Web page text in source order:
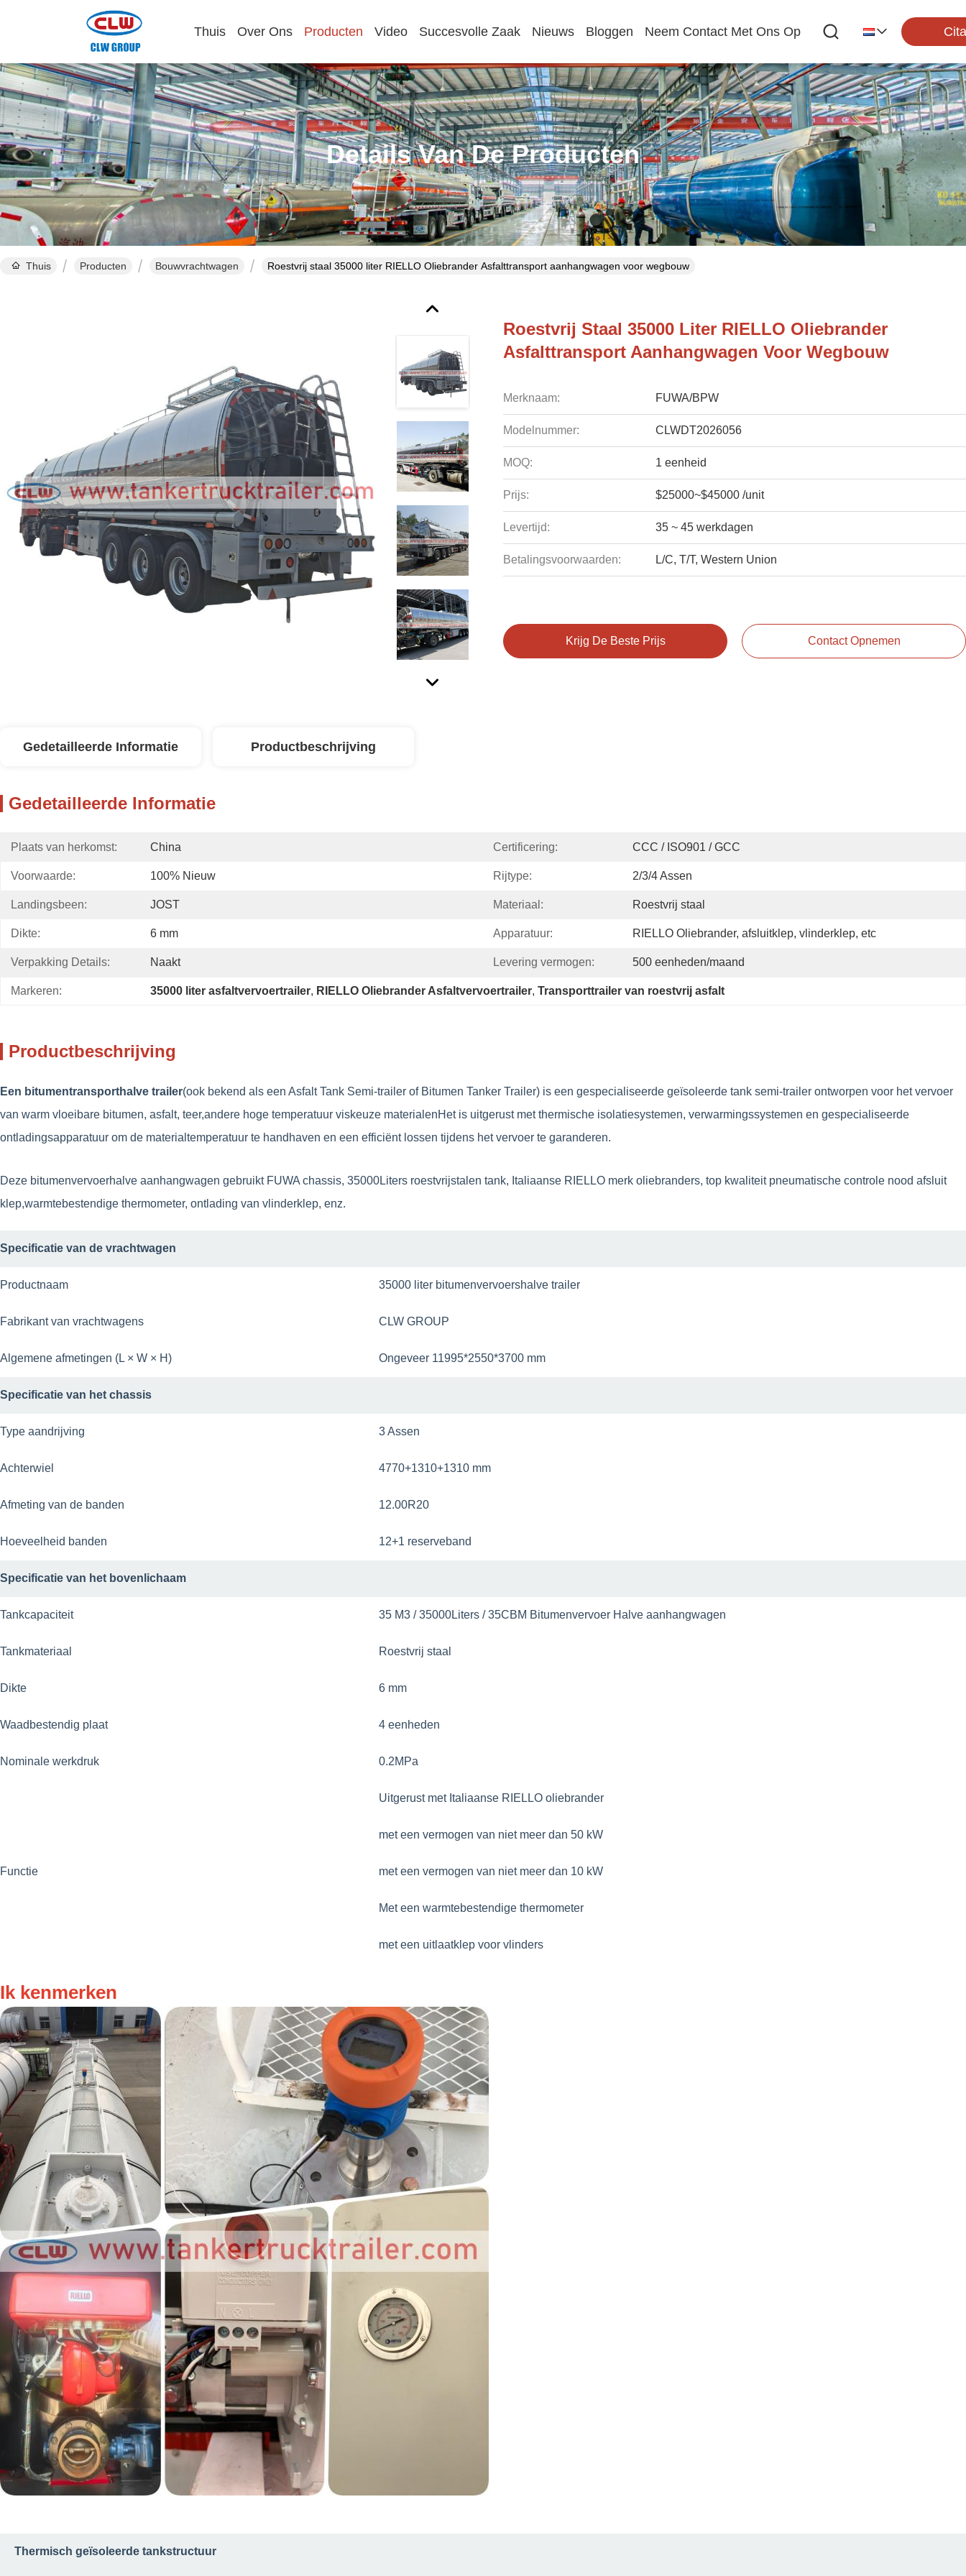
Thuis Over Ons Producten Video Succesvolle Zaak Nieuws Bloggen Neem Contact Met Ons Op
Details Van De Producten
Thuis Producten Bouwvrachtwagen Roestvrij staal 35000 liter RIELLO Oliebrander Asfalttransport aanhangwagen voor wegbouw
Roestvrij Staal 35000 Liter RIELLO Oliebrander
Asfalttransport Aanhangwagen Voor Wegbouw
Merknaam: FUWA/BPW
Modelnummer: CLWDT2026056
MOQ: 1 eenheid
Prijs: $25000~$45000 /unit
Levertijd: 35 ~ 45 werkdagen
Betalingsvoorwaarden: L/C, T/T, Western Union
Krijg De Beste Prijs Contact Opnemen
Gedetailleerde Informatie Productbeschrijving
Gedetailleerde Informatie
Plaats van herkomst: China Certificering: CCC / ISO901 / GCC
Voorwaarde: 100% Nieuw Rijtype: 2/3/4 Assen
Landingsbeen: JOST Materiaal: Roestvrij staal
Dikte: 6 mm Apparatuur: RIELLO Oliebrander, afsluitklep, vlinderklep, etc
Verpakking Details: Naakt Levering vermogen: 500 eenheden/maand
Markeren: 35000 liter asfaltvervoertrailer, RIELLO Oliebrander Asfaltvervoertrailer, Transporttrailer van roestvrij asfalt
Productbeschrijving
Een bitumentransporthalve trailer(ook bekend als een Asfalt Tank Semi-trailer of Bitumen Tanker Trailer) is een gespecialiseerde geïsoleerde tank semi-trailer ontworpen voor het vervoer
van warm vloeibare bitumen, asfalt, teer,andere hoge temperatuur viskeuze materialenHet is uitgerust met thermische isolatiesystemen, verwarmingssystemen en gespecialiseerde
ontladingsapparatuur om de materialtemperatuur te handhaven en een efficiënt lossen tijdens het vervoer te garanderen.
Deze bitumenvervoerhalve aanhangwagen gebruikt FUWA chassis, 35000Liters roestvrijstalen tank, Italiaanse RIELLO merk oliebranders, top kwaliteit pneumatische controle nood afsluit
klep,warmtebestendige thermometer, ontlading van vlinderklep, enz.
Specificatie van de vrachtwagen
Productnaam 35000 liter bitumenvervoershalve trailer
Fabrikant van vrachtwagens CLW GROUP
Algemene afmetingen (L × W × H) Ongeveer 11995*2550*3700 mm
Specificatie van het chassis
Type aandrijving 3 Assen
Achterwiel 4770+1310+1310 mm
Afmeting van de banden 12.00R20
Hoeveelheid banden 12+1 reserveband
Specificatie van het bovenlichaam
Tankcapaciteit 35 M3 / 35000Liters / 35CBM Bitumenvervoer Halve aanhangwagen
Tankmateriaal Roestvrij staal
Dikte 6 mm
Waadbestendig plaat 4 eenheden
Nominale werkdruk 0.2MPa
Functie
Uitgerust met Italiaanse RIELLO oliebrander
met een vermogen van niet meer dan 50 kW
met een vermogen van niet meer dan 10 kW
Met een warmtebestendige thermometer
met een uitlaatklep voor vlinders
Ik kenmerken
Thermisch geïsoleerde tankstructuur